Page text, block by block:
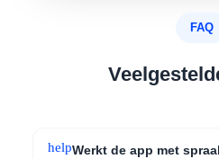
FAQ
helpWerkt de app met